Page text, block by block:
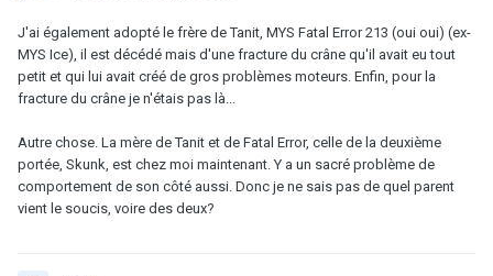
J'ai également adopté le frère de Tanit, MYS Fatal Error 213 (oui oui) (ex-
MYS Ice), il est décédé mais d'une fracture du crâne qu'il avait eu tout
petit et qui lui avait créé de gros problèmes moteurs. Enfin, pour la
fracture du crâne je n'étais pas là...
Autre chose. La mère de Tanit et de Fatal Error, celle de la deuxième
portée, Skunk, est chez moi maintenant. Y a un sacré problème de
comportement de son côté aussi. Donc je ne sais pas de quel parent
vient le soucis, voire des deux?